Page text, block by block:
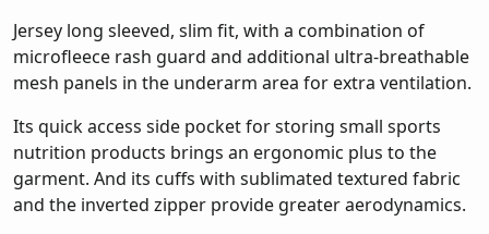
Jersey long sleeved, slim fit, with a combination of
microfleece rash guard and additional ultra-breathable
mesh panels in the underarm area for extra ventilation.
Its quick access side pocket for storing small sports
nutrition products brings an ergonomic plus to the
garment. And its cuffs with sublimated textured fabric
and the inverted zipper provide greater aerodynamics.